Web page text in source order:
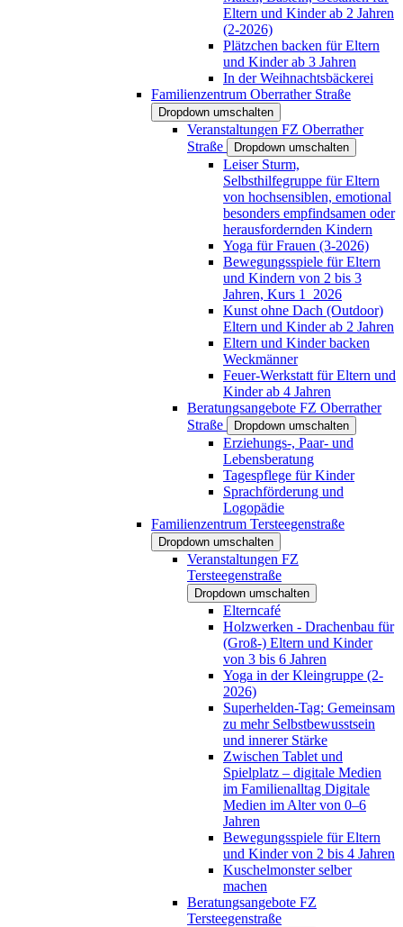
Eltern und Kinder ab 2 Jahren
(2-2026)
Plätzchen backen für Eltern
und Kinder ab 3 Jahren
In der Weihnachtsbäckerei
Familienzentrum Oberrather Straße
Dropdown umschalten
Veranstaltungen FZ Oberrather
Straße
Dropdown umschalten
Leiser Sturm,
Selbsthilfegruppe für Eltern
von hochsensiblen, emotional
besonders empfindsamen oder
herausfordernden Kindern
Yoga für Frauen (3-2026)
Bewegungsspiele für Eltern
und Kindern von 2 bis 3
Jahren, Kurs 1_2026
Kunst ohne Dach (Outdoor)
Eltern und Kinder ab 2 Jahren
Eltern und Kinder backen
Weckmänner
Feuer-Werkstatt für Eltern und
Kinder ab 4 Jahren
Beratungsangebote FZ Oberrather
Straße
Dropdown umschalten
Erziehungs-, Paar- und
Lebensberatung
Tagespflege für Kinder
Sprachförderung und
Logopädie
Familienzentrum Tersteegenstraße
Dropdown umschalten
Veranstaltungen FZ
Tersteegenstraße
Dropdown umschalten
Elterncafé
Holzwerken - Drachenbau für
(Groß-) Eltern und Kinder
von 3 bis 6 Jahren
Yoga in der Kleingruppe (2-
2026)
Superhelden-Tag: Gemeinsam
zu mehr Selbstbewusstsein
und innerer Stärke
Zwischen Tablet und
Spielplatz – digitale Medien
im Familienalltag Digitale
Medien im Alter von 0–6
Jahren
Bewegungsspiele für Eltern
und Kinder von 2 bis 4 Jahren
Kuschelmonster selber
machen
Beratungsangebote FZ
Tersteegenstraße